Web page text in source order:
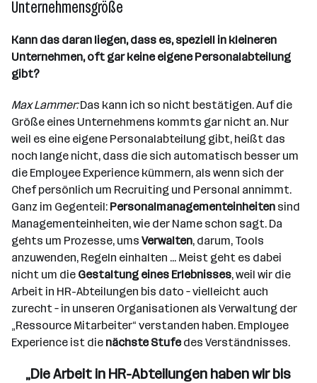
Unternehmensgröße
Kann das daran liegen, dass es, speziell in kleineren
Unternehmen, oft gar keine eigene Personalabteilung
gibt?
Max Lammer:Das kann ich so nicht bestätigen. Auf die
Größe eines Unternehmens kommts gar nicht an. Nur
weil es eine eigene Personalabteilung gibt, heißt das
noch lange nicht, dass die sich automatisch besser um
die Employee Experience kümmern, als wenn sich der
Chef persönlich um Recruiting und Personal annimmt.
Ganz im Gegenteil: Personalmanagementeinheiten sind
Managementeinheiten, wie der Name schon sagt. Da
gehts um Prozesse, ums Verwalten, darum, Tools
anzuwenden, Regeln einhalten ... Meist geht es dabei
nicht um die Gestaltung eines Erlebnisses, weil wir die
Arbeit in HR-Abteilungen bis dato – vielleicht auch
zurecht – in unseren Organisationen als Verwaltung der
„Ressource Mitarbeiter“ verstanden haben. Employee
Experience ist die nächste Stufedes Verständnisses.
„Die Arbeit in HR-Abteilungen haben wir bis